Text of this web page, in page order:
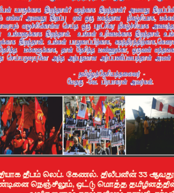
அதிரடி உத்தரவு!
சங்கர் ஆகியோரின் நினைவெழுச்சி நாள் -
தமிழின அழிப்பிற்கு நீதி கேட்டு நடைபெற்ற
(படங்கள், விடியோ)
சபை கூட்டத்தில் இன்று உரை
அதிக காலெக்ஷன் செய்த திரைப்படம் ! எங்கு